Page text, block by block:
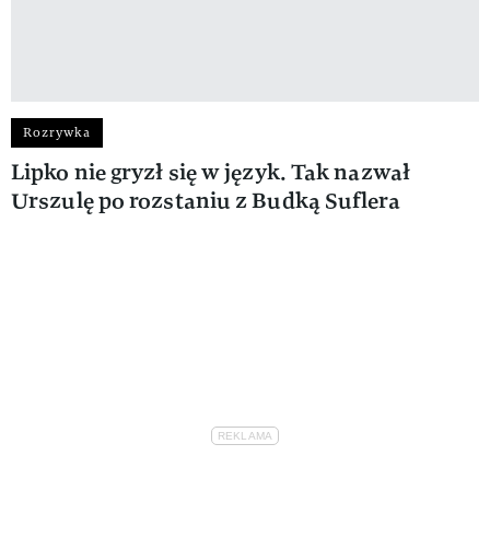
Rozrywka
Lipko nie gryzł się w język. Tak nazwał
Urszulę po rozstaniu z Budką Suflera